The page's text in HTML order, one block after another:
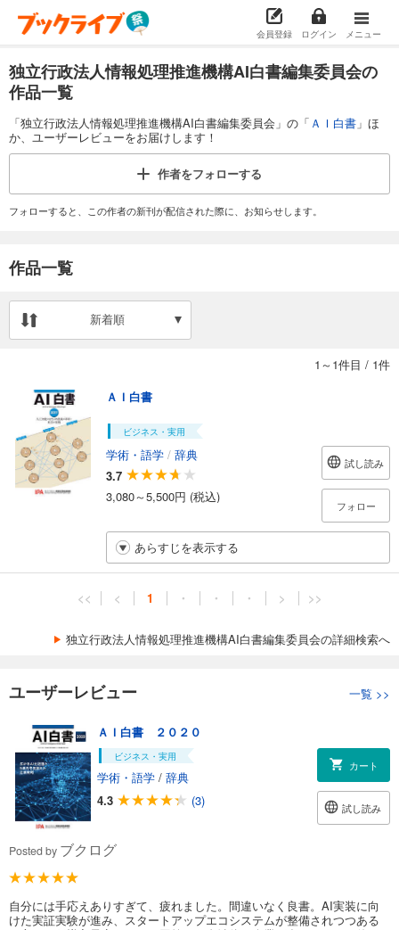
会員登録 ログイン メニュー
独立行政法人情報処理推進機構AI白書編集委員会の
作品一覧
「独立行政法人情報処理推進機構AI白書編集委員会」の「 ＡＩ白書 」ほ
か、ユーザーレビューをお届けします！
作者をフォローする
フォローすると、この作者の新刊が配信された際に、お知らせします。
作品一覧
新着順
1～1件目 / 1件
ＡＩ白書
ビジネス・実用
学術・語学 / 辞典
3.7
3,080～5,500円 (税込)
試し読み
フォロー
あらすじを表示する
<< < 1 ・ ・ ・ > >>
独立行政法人情報処理推進機構AI白書編集委員会の詳細検索へ
ユーザーレビュー 一覧 >>
ＡＩ白書 ２０２０
ビジネス・実用
学術・語学 / 辞典
4.3
(3)
カート
試し読み
Posted by ブクログ
自分には手応えありすぎて、疲れました。間違いなく良書。AI実装に向
けた実証実験が進み、スタートアップエコシステムが整備されつつある